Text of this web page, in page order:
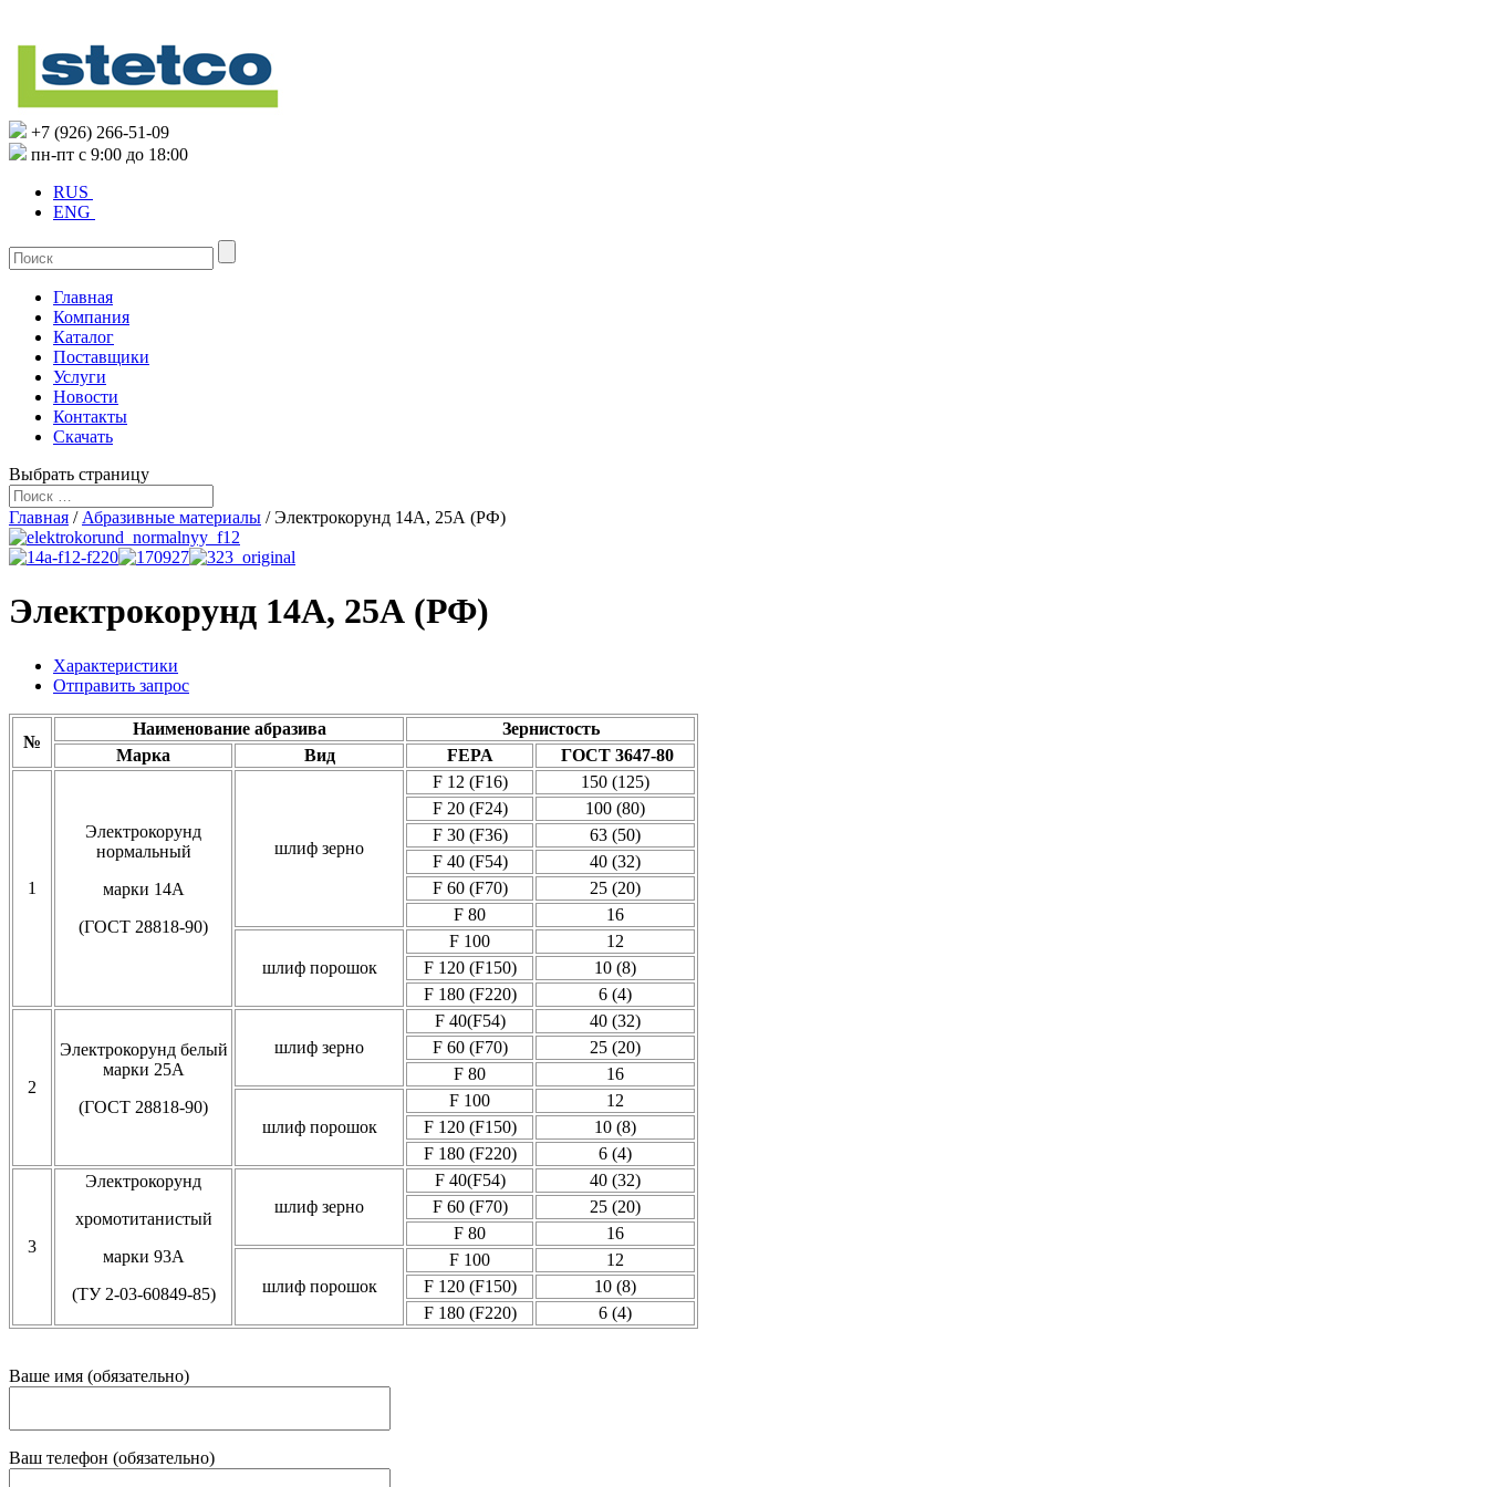
+7 (926) 266-51-09
пн-пт с 9:00 до 18:00
RUS
ENG
Главная
Компания
Каталог
Поставщики
Услуги
Новости
Контакты
Скачать
Выбрать страницу
Главная / Абразивные материалы / Электрокорунд 14А, 25А (РФ)
Электрокорунд 14А, 25А (РФ)
Характеристики
Отправить запрос
№
Наименование абразива
Зернистость
Марка
Вид FEPA ГОСТ 3647-80
1
Электрокорунд
нормальный
марки 14А
(ГОСТ 28818-90)
шлиф зерно
F 12 (F16)
150 (125)
F 20 (F24)
100 (80)
F 30 (F36)
63 (50)
F 40 (F54)
40 (32)
F 60 (F70)
25 (20)
F 80
16
шлиф порошок
F 100
12
F 120 (F150)
10 (8)
F 180 (F220)
6 (4)
2
Электрокорунд белый
марки 25А
(ГОСТ 28818-90)
шлиф зерно
F 40(F54)
40 (32)
F 60 (F70)
25 (20)
F 80
16
шлиф порошок
F 100
12
F 120 (F150)
10 (8)
F 180 (F220)
6 (4)
3
Электрокорунд
хромотитанистый
марки 93А
(ТУ 2-03-60849-85)
шлиф зерно
F 40(F54)
40 (32)
F 60 (F70)
25 (20)
F 80
16
шлиф порошок
F 100
12
F 120 (F150)
10 (8)
F 180 (F220)
6 (4)
Ваше имя (обязательно)
Ваш телефон (обязательно)